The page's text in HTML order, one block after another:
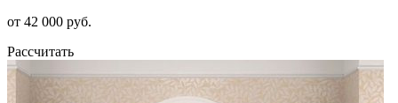
от 42 000 руб.
Рассчитать